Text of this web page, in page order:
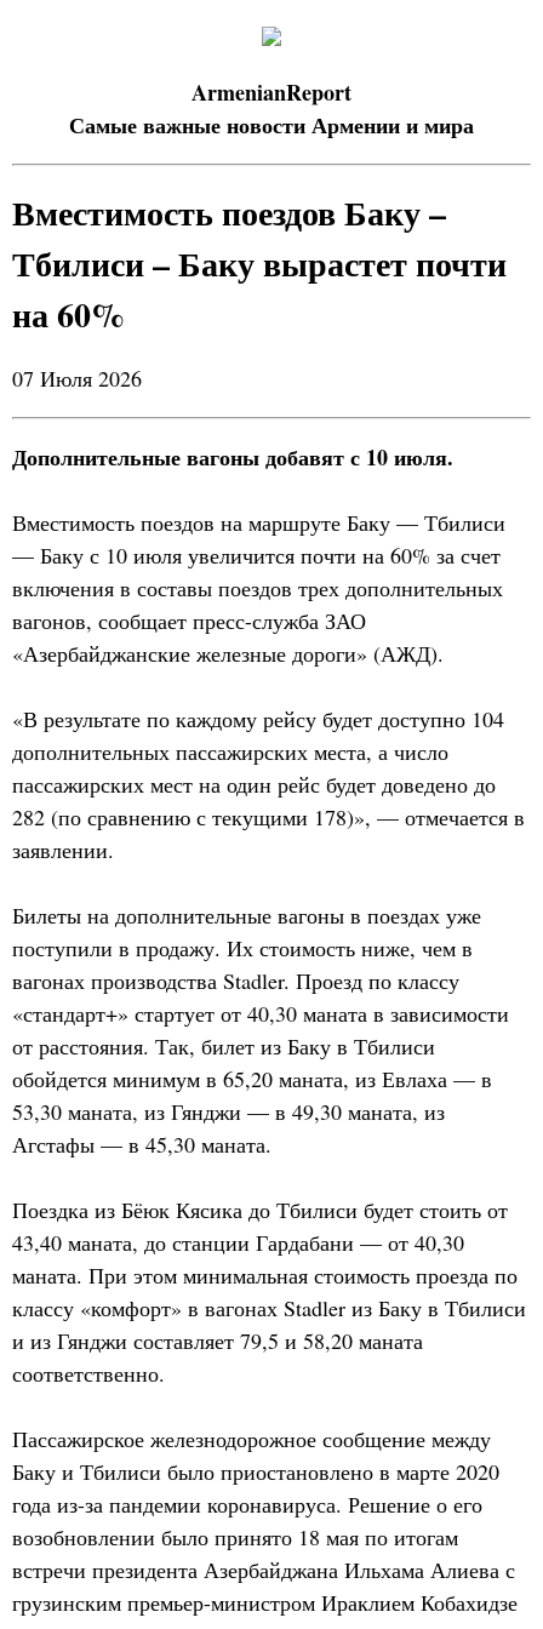
ArmenianReport
Самые важные новости Армении и мира
Вместимость поездов Баку –
Тбилиси – Баку вырастет почти
на 60%
07 Июля 2026
Дополнительные вагоны добавят с 10 июля.
Вместимость поездов на маршруте Баку — Тбилиси
— Баку с 10 июля увеличится почти на 60% за счет
включения в составы поездов трех дополнительных
вагонов, сообщает пресс-служба ЗАО
«Азербайджанские железные дороги» (АЖД).
«В результате по каждому рейсу будет доступно 104
дополнительных пассажирских места, а число
пассажирских мест на один рейс будет доведено до
282 (по сравнению с текущими 178)», — отмечается в
заявлении.
Билеты на дополнительные вагоны в поездах уже
поступили в продажу. Их стоимость ниже, чем в
вагонах производства Stadler. Проезд по классу
«стандарт+» стартует от 40,30 маната в зависимости
от расстояния. Так, билет из Баку в Тбилиси
обойдется минимум в 65,20 маната, из Евлаха — в
53,30 маната, из Гянджи — в 49,30 маната, из
Агстафы — в 45,30 маната.
Поездка из Бёюк Кясика до Тбилиси будет стоить от
43,40 маната, до станции Гардабани — от 40,30
маната. При этом минимальная стоимость проезда по
классу «комфорт» в вагонах Stadler из Баку в Тбилиси
и из Гянджи составляет 79,5 и 58,20 маната
соответственно.
Пассажирское железнодорожное сообщение между
Баку и Тбилиси было приостановлено в марте 2020
года из-за пандемии коронавируса. Решение о его
возобновлении было принято 18 мая по итогам
встречи президента Азербайджана Ильхама Алиева с
грузинским премьер-министром Ираклием Кобахидзе